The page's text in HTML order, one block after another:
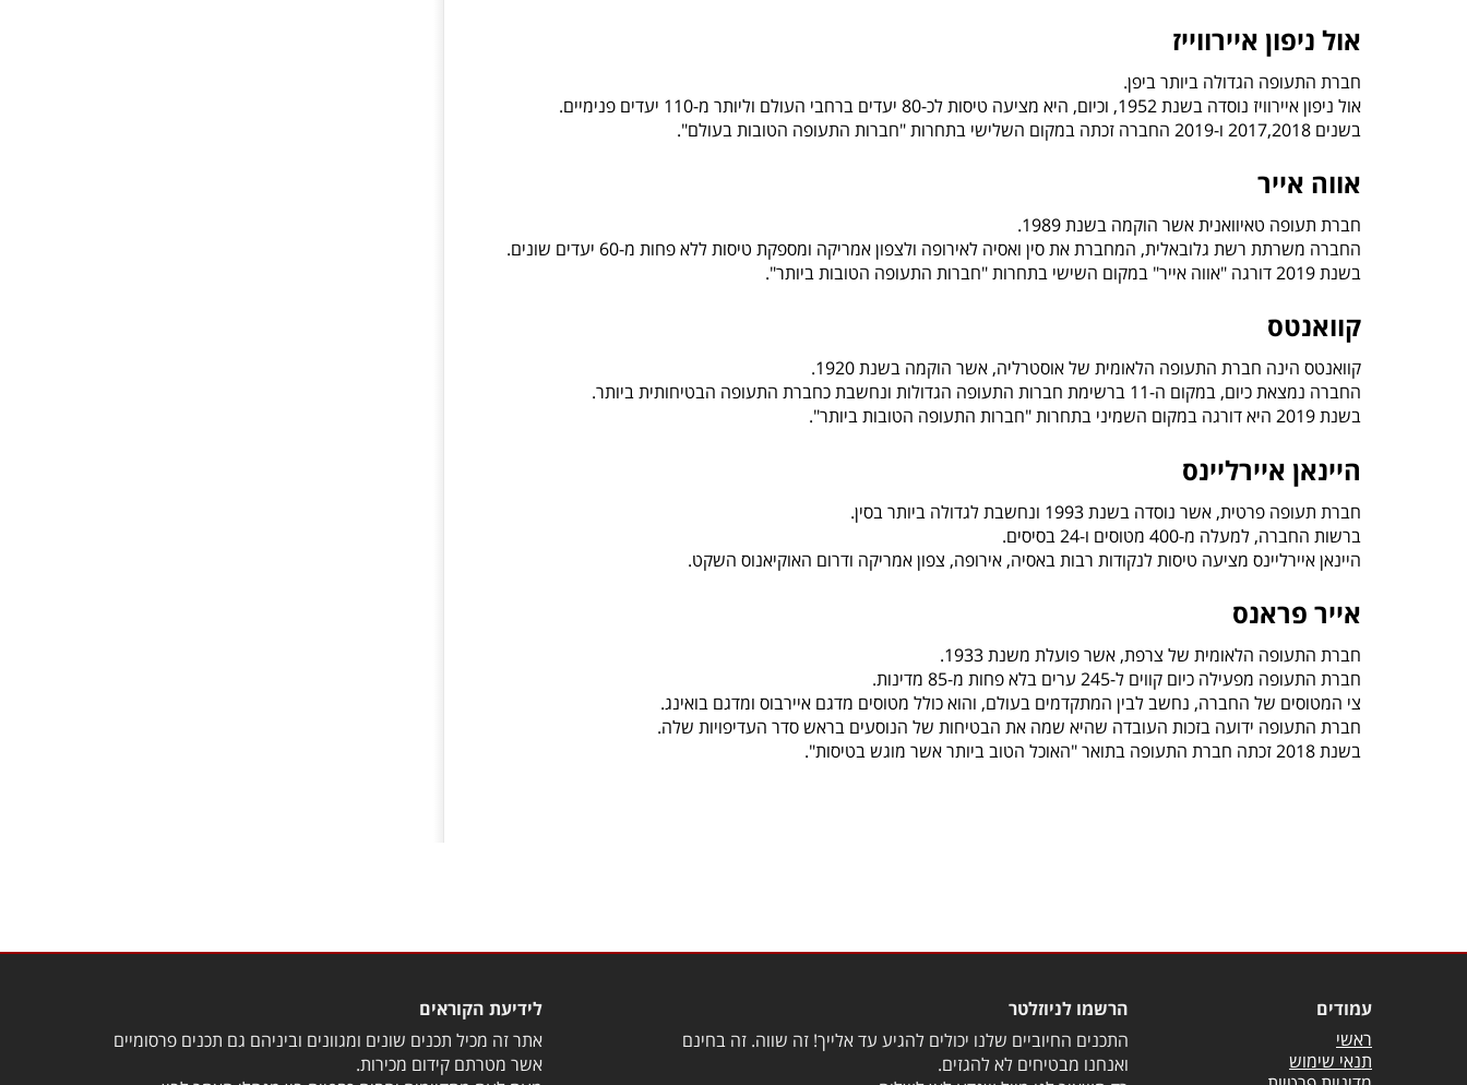
אול ניפון איירווייז
חברת התעופה הגדולה ביותר ביפן.
אול ניפון איירוויז נוסדה בשנת 1952, וכיום, היא מציעה טיסות לכ-80 יעדים ברחבי העולם וליותר מ-110 יעדים פנימיים.
בשנים 2017,2018 ו-2019 החברה זכתה במקום השלישי בתחרות "חברות התעופה הטובות בעולם".
אווה אייר
חברת תעופה טאיוואנית אשר הוקמה בשנת 1989.
החברה משרתת רשת גלובאלית, המחברת את סין ואסיה לאירופה ולצפון אמריקה ומספקת טיסות ללא פחות מ-60 יעדים שונים.
בשנת 2019 דורגה "אווה אייר" במקום השישי בתחרות "חברות התעופה הטובות ביותר".
קוואנטס
קוואנטס הינה חברת התעופה הלאומית של אוסטרליה, אשר הוקמה בשנת 1920.
החברה נמצאת כיום, במקום ה-11 ברשימת חברות התעופה הגדולות ונחשבת כחברת התעופה הבטיחותית ביותר.
בשנת 2019 היא דורגה במקום השמיני בתחרות "חברות התעופה הטובות ביותר".
היינאן איירליינס
חברת תעופה פרטית, אשר נוסדה בשנת 1993 ונחשבת לגדולה ביותר בסין.
ברשות החברה, למעלה מ-400 מטוסים ו-24 בסיסים.
היינאן איירליינס מציעה טיסות לנקודות רבות באסיה, אירופה, צפון אמריקה ודרום האוקיאנוס השקט.
אייר פראנס
חברת התעופה הלאומית של צרפת, אשר פועלת משנת 1933.
חברת התעופה מפעילה כיום קווים ל-245 ערים בלא פחות מ-85 מדינות.
צי המטוסים של החברה, נחשב לבין המתקדמים בעולם, והוא כולל מטוסים מדגם איירבוס ומדגם בואינג.
חברת התעופה ידועה בזכות העובדה שהיא שמה את הבטיחות של הנוסעים בראש סדר העדיפויות שלה.
בשנת 2018 זכתה חברת התעופה בתואר "האוכל הטוב ביותר אשר מוגש בטיסות".
עמודים
ראשי
תנאי שימוש
הרשמו לניוזלטר
התכנים החיוביים שלנו יכולים להגיע עד אלייך! זה שווה. זה בחינם
ואנחנו מבטיחים לא להגזים.
לידיעת הקוראים
אתר זה מכיל תכנים שונים ומגוונים וביניהם גם תכנים פרסומיים
אשר מטרתם קידום מכירות.